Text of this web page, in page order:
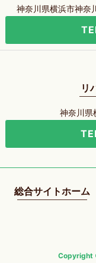
神奈川県横浜市神奈
リ
神奈川
総合サイトホーム
Copyright